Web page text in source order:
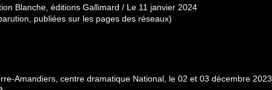
Blanche, éditions Gallimard / Le 11 janvier 2024
publiées sur les pages des réseaux)
Amandiers, centre dramatique National, le 02 et 03 décembre 2023.